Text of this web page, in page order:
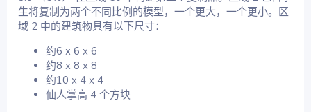
生将复制为两个不同比例的模型，一个更大，一个更小。区
域 2 中的建筑物具有以下尺寸：
约6 x 6 x 6
约8 x 8 x 8
约10 x 4 x 4
仙人掌高 4 个方块